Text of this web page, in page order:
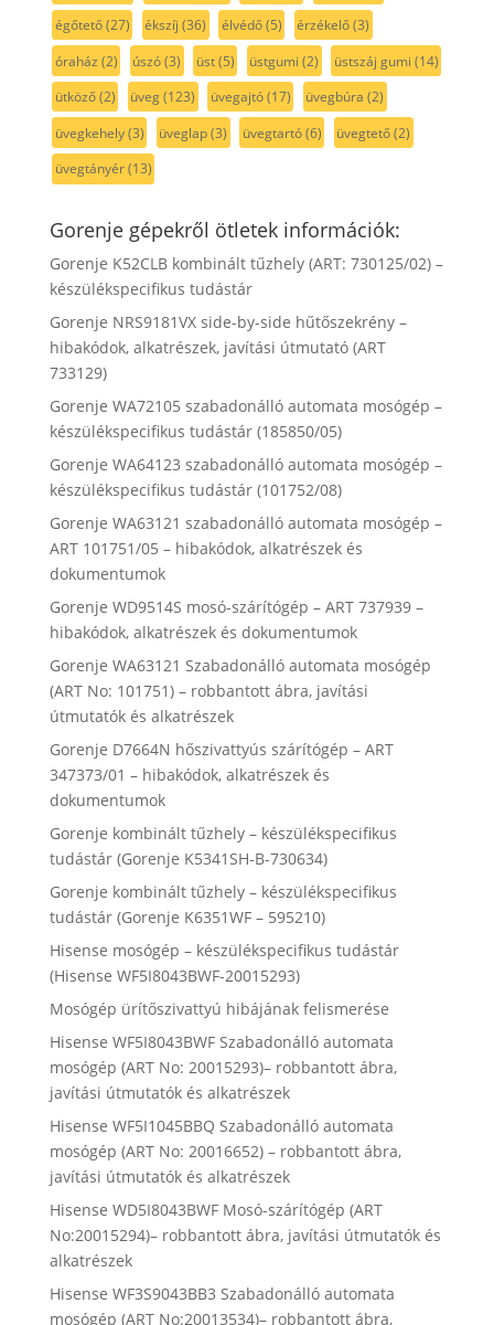
égőtető(27) ékszíj (36) élvédő(5) érzékelő(3)
óraház (2) úszó(3) üst(5) üstgumi (2) üstszáj gumi (14)
ütköző(2) üveg(123) üvegajtó(17) üvegbúra (2)
üvegkehely(3) üveglap(3) üvegtartó(6) üvegtető(2)
üvegtányér(13)
Gorenje gépekről ötletek információk:
Gorenje K52CLB kombinált tűzhely (ART: 730125/02) –
készülékspecifikus tudástár
Gorenje NRS9181VX side-by-side hűtőszekrény –
hibakódok, alkatrészek, javítási útmutató (ART
733129)
Gorenje WA72105 szabadonálló automata mosógép –
készülékspecifikus tudástár (185850/05)
Gorenje WA64123 szabadonálló automata mosógép –
készülékspecifikus tudástár (101752/08)
Gorenje WA63121 szabadonálló automata mosógép –
ART 101751/05 – hibakódok, alkatrészek és
dokumentumok
Gorenje WD9514S mosó-szárítógép – ART 737939 –
hibakódok, alkatrészek és dokumentumok
Gorenje WA63121 Szabadonálló automata mosógép
(ART No: 101751) – robbantott ábra, javítási
útmutatók és alkatrészek
Gorenje D7664N hőszivattyús szárítógép – ART
347373/01 – hibakódok, alkatrészek és
dokumentumok
Gorenje kombinált tűzhely – készülékspecifikus
tudástár (Gorenje K5341SH-B-730634)
Gorenje kombinált tűzhely – készülékspecifikus
tudástár (Gorenje K6351WF – 595210)
Hisense mosógép – készülékspecifikus tudástár
(Hisense WF5I8043BWF-20015293)
Mosógép ürítőszivattyú hibájának felismerése
Hisense WF5I8043BWF Szabadonálló automata
mosógép (ART No: 20015293)– robbantott ábra,
javítási útmutatók és alkatrészek
Hisense WF5I1045BBQ Szabadonálló automata
mosógép (ART No: 20016652) – robbantott ábra,
javítási útmutatók és alkatrészek
Hisense WD5I8043BWF Mosó-szárítógép (ART
No:20015294)– robbantott ábra, javítási útmutatók és
alkatrészek
Hisense WF3S9043BB3 Szabadonálló automata
mosógép (ART No:20013534)– robbantott ábra,